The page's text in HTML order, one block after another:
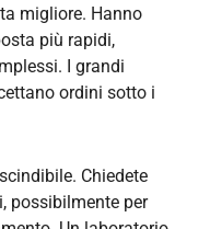
migliore. Hanno
più rapidi,
I grandi
ordini sotto i
Chiedete
possibilmente per